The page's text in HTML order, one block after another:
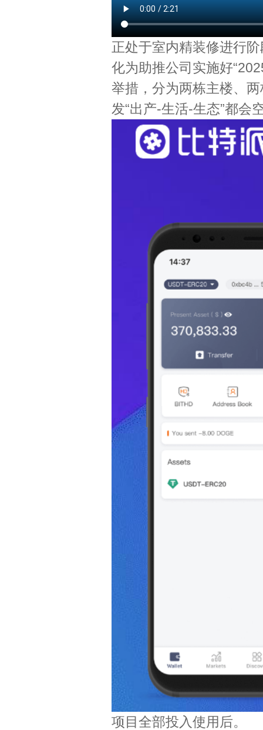
正处于室内精装修进行
化为助推公司实施好
举措，分为两栋主楼、
发“出产-生活-生态”都会
项目全部投入使用后。